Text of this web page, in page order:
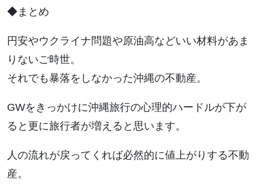
◆まとめ
円安やウクライナ問題や原油高などいい材料があま
りないご時世。
それでも暴落をしなかった沖縄の不動産。
GWをきっかけに沖縄旅行の心理的ハードルが下が
ると更に旅行者が増えると思います。
人の流れが戻ってくれば必然的に値上がりする不動
産。